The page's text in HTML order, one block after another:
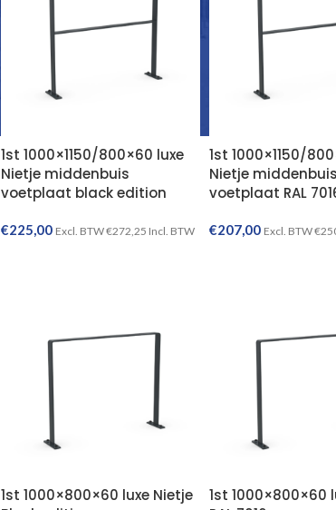
1st 1000×1150/800×60 luxe
Nietje middenbuis
voetplaat black edition
€225,00 Excl. BTW€272,25 Incl. BTW
1st 1000×1150/
Nietje middenbuis
voetplaat RAL
€207,00 Excl. BTW€
1st 1000×800×60 luxe Nietje
1st 1000×800×60